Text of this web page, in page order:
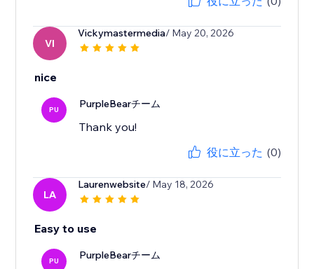
VI
Vickymastermedia/ May 20, 2026
nice
PU PurpleBearチーム
Thank you!
役に立った (0)
LA
Laurenwebsite/ May 18, 2026
Easy to use
PU PurpleBearチーム